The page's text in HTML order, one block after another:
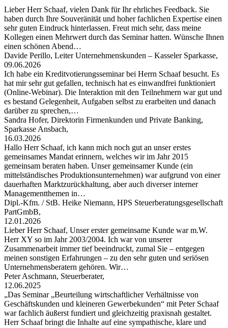
Lieber Herr Schaaf, vielen Dank für Ihr ehrliches Feedback. Sie
haben durch Ihre Souveränität und hoher fachlichen Expertise einen
sehr guten Eindruck hinterlassen. Freut mich sehr, dass meine
Kollegen einen Mehrwert durch das Seminar hatten. Wünsche Ihnen
einen schönen Abend…
Davide Perillo, Leiter Unternehmenskunden – Kasseler Sparkasse,
09.06.2026
Ich habe ein Kreditvotierungsseminar bei Herrn Schaaf besucht. Es
hat mir sehr gut gefallen, technisch hat es einwandfrei funktioniert
(Online-Webinar). Die Interaktion mit den Teilnehmern war gut und
es bestand Gelegenheit, Aufgaben selbst zu erarbeiten und danach
darüber zu sprechen,…
Sandra Hofer, Direktorin Firmenkunden und Private Banking,
Sparkasse Ansbach,
16.03.2026
Hallo Herr Schaaf, ich kann mich noch gut an unser erstes
gemeinsames Mandat erinnern, welches wir im Jahr 2015
gemeinsam beraten haben. Unser gemeinsamer Kunde (ein
mittelständisches Produktionsunternehmen) war aufgrund von einer
dauerhaften Marktzurückhaltung, aber auch diverser interner
Managementthemen in…
Dipl.-Kfm. / StB. Heike Niemann, HPS Steuerberatungsgesellschaft
PartGmbB,
12.01.2026
Lieber Herr Schaaf, Unser erster gemeinsame Kunde war m.W.
Herr XY so im Jahr 2003/2004. Ich war von unserer
Zusammenarbeit immer tief beeindruckt, zumal Sie – entgegen
meinen sonstigen Erfahrungen – zu den sehr guten und seriösen
Unternehmensberatern gehören. Wir…
Peter Aschmann, Steuerberater,
12.06.2025
„Das Seminar „Beurteilung wirtschaftlicher Verhältnisse von
Geschäftskunden und kleineren Gewerbekunden“ mit Peter Schaaf
war fachlich äußerst fundiert und gleichzeitig praxisnah gestaltet.
Herr Schaaf bringt die Inhalte auf eine sympathische, klare und